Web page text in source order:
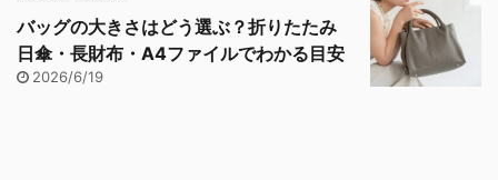
バッグの大きさはどう選ぶ？折りたたみ
日傘・長財布・A4ファイルでわかる目安
2026/6/19